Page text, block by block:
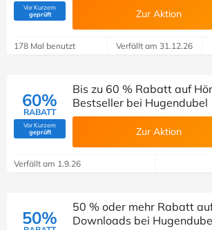
Vor Kurzem
geprüft(Von Savoo geprüft) Zur Aktion
178 Mal benutzt Verfällt am 31.12.26
60%
RABATT
Vor Kurzem
geprüft(Von Savoo geprüft)
Bis zu 60 % Rabatt auf
Bestseller bei Hugendubel
Zur Aktion
Verfällt am 1.9.26
50%
50 % oder mehr Rabatt
Downloads bei